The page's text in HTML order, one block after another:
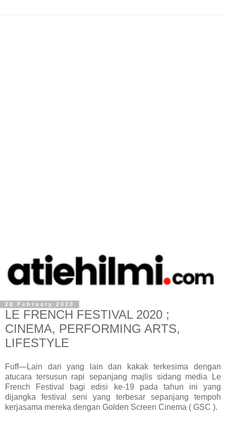
28 February 2020
LE FRENCH FESTIVAL 2020 ;
CINEMA, PERFORMING ARTS,
LIFESTYLE
Fuff—Lain dari yang lain dan kakak terkesima dengan
atucara tersusun rapi sepanjang majlis sidang media Le
French Festival bagi edisi ke-19 pada tahun ini yang
dijangka festival seni yang terbesar sepanjang tempoh
kerjasama mereka dengan Golden Screen Cinema ( GSC ).